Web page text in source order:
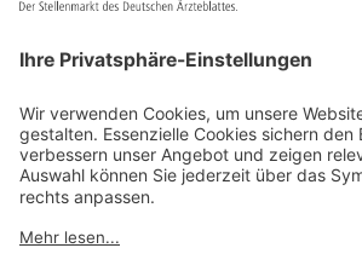
Kontakt
Datenschutz
Newsletter